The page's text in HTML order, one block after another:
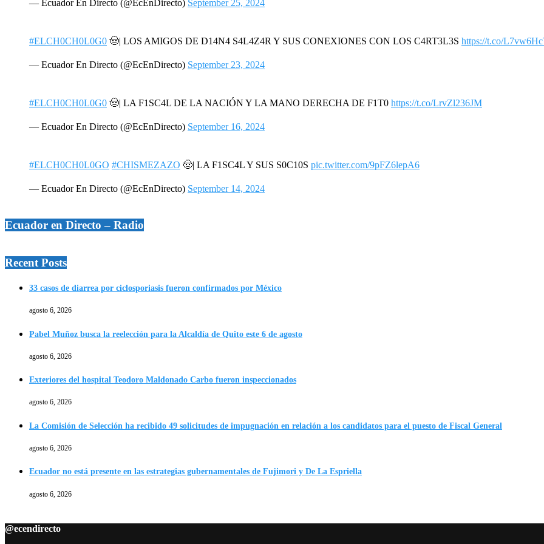
— Ecuador En Directo (@EcEnDirecto) September 25, 2024
#ELCH0CH0L0G0 🤠| LOS AMIGOS DE D14N4 S4L4Z4R Y SUS CONEXIONES CON LOS C4RT3L3S https://t.co/
— Ecuador En Directo (@EcEnDirecto) September 23, 2024
#ELCH0CH0L0G0 🤠| LA F1SC4L DE LA NACIÓN Y LA MANO DERECHA DE F1T0 https://t.co/LrvZl236JM
— Ecuador En Directo (@EcEnDirecto) September 16, 2024
#ELCH0CH0L0GO #CHISMEZAZO 🤠| LA F1SC4L Y SUS S0C10S pic.twitter.com/9pFZ6lepA6
— Ecuador En Directo (@EcEnDirecto) September 14, 2024
Ecuador en Directo – Radio
Recent Posts
33 casos de diarrea por ciclosporiasis fueron confirmados por México
agosto 6, 2026
Pabel Muñoz busca la reelección para la Alcaldía de Quito este 6 de agosto
agosto 6, 2026
Exteriores del hospital Teodoro Maldonado Carbo fueron inspeccionados
agosto 6, 2026
La Comisión de Selección ha recibido 49 solicitudes de impugnación en relación a los candidatos para el puesto de Fiscal General
agosto 6, 2026
Ecuador no está presente en las estrategias gubernamentales de Fujimori y De La Espriella
agosto 6, 2026
@ecendirecto